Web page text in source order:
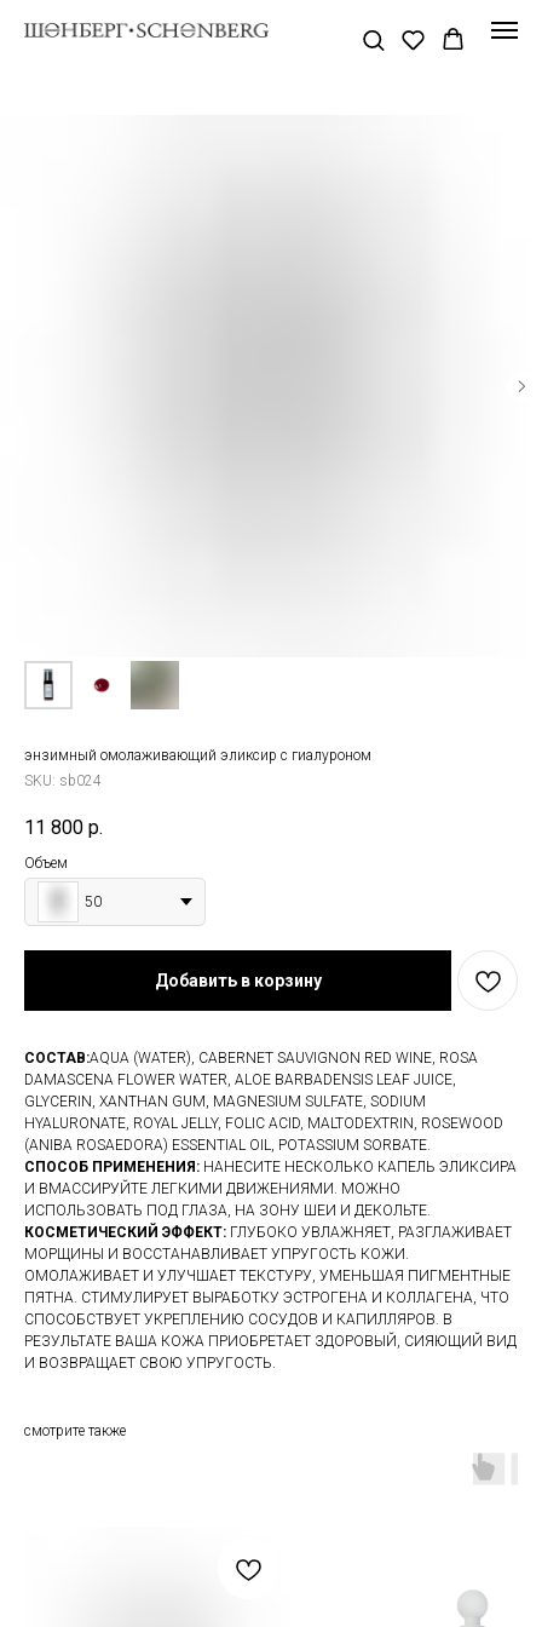
энзимный омолаживающий эликсир с гиалуроном
SKU: sb024
11 800 р.
Объем
50
Добавить в корзину
СОСТАВ:AQUA (WATER), CABERNET SAUVIGNON RED WINE, ROSA
DAMASCENA FLOWER WATER, ALOE BARBADENSIS LEAF JUICE,
GLYCERIN, XANTHAN GUM, MAGNESIUM SULFATE, SODIUM
HYALURONATE, ROYAL JELLY, FOLIC ACID, MALTODEXTRIN, ROSEWOOD
(ANIBA ROSAEDORA) ESSENTIAL OIL, POTASSIUM SORBATE.
СПОСОБ ПРИМЕНЕНИЯ: НАНЕСИТЕ НЕСКОЛЬКО КАПЕЛЬ ЭЛИКСИРА
И ВМАССИРУЙТЕ ЛЕГКИМИ ДВИЖЕНИЯМИ. МОЖНО
ИСПОЛЬЗОВАТЬ ПОД ГЛАЗА, НА ЗОНУ ШЕИ И ДЕКОЛЬТЕ.
КОСМЕТИЧЕСКИЙ ЭФФЕКТ: ГЛУБОКО УВЛАЖНЯЕТ, РАЗГЛАЖИВАЕТ
МОРЩИНЫ И ВОССТАНАВЛИВАЕТ УПРУГОСТЬ КОЖИ.
ОМОЛАЖИВАЕТ И УЛУЧШАЕТ ТЕКСТУРУ, УМЕНЬШАЯ ПИГМЕНТНЫЕ
ПЯТНА. СТИМУЛИРУЕТ ВЫРАБОТКУ ЭСТРОГЕНА И КОЛЛАГЕНА, ЧТО
СПОСОБСТВУЕТ УКРЕПЛЕНИЮ СОСУДОВ И КАПИЛЛЯРОВ. В
РЕЗУЛЬТАТЕ ВАША КОЖА ПРИОБРЕТАЕТ ЗДОРОВЫЙ, СИЯЮЩИЙ ВИД
И ВОЗВРАЩАЕТ СВОЮ УПРУГОСТЬ.
смотрите также